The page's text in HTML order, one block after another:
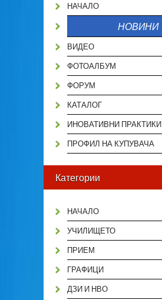
НАЧАЛО
НОВИНИ
ВИДЕО
ФОТОАЛБУМ
ФОРУМ
КАТАЛОГ
ИНОВАТИВНИ ПРАКТИКИ
ПРОФИЛ НА КУПУВАЧА
Категории
НАЧАЛО
УЧИЛИЩЕТО
ПРИЕМ
ГРАФИЦИ
ДЗИ И НВО